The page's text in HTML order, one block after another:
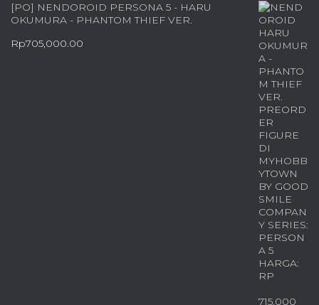
[PO] NENDOROID PERSONA 5 - HARU
OKUMURA - PHANTOM THIEF VER.
Rp705,000.00